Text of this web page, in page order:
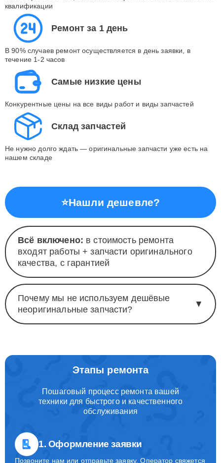
квалификации
Ремонт за 1 день
В 90% случаев ремонт осуществляется в день заявки, в
течение 1-2 часов
Самые низкие цены
Конкурентные цены на все виды работ и виды запчастей
Склад запчастей
Не нужно долго ждать — оригинальные запчасти уже есть на
нашем складе
⭐Нашли дешевле?
Всё включено: в стоимость ремонта
входят работы + запчасти оригинального
качества, с гарантией
Почему мы не используем дешёвые
неоригинальные запчасти?
▼
Этапы ремонта
Пошаговый процесс ремонта вашей
техники для быстрого и качественного
обслуживания
1. Оформление заявки
Позвоните нам или отправьте заявку. Оператор свяжется